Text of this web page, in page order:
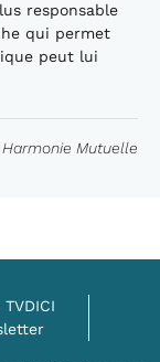
responsable
qui permet
peut lui
Mutuelle